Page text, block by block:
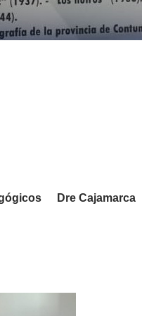
Dre Cajamarca